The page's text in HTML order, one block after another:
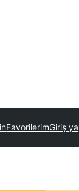
FavorilerimGiriş